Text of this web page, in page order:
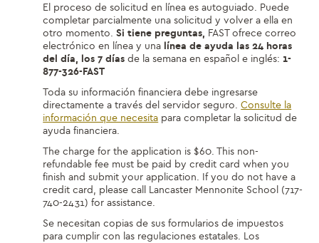
El proceso de solicitud en línea es autoguiado. Puede
completar parcialmente una solicitud y volver a ella en
otro momento.Si tiene preguntas, FAST ofrece correo
electrónico en línea y una línea de ayuda las 24 horas
del día, los 7 días de la semana en español e inglés: 1-
877-326-FAST
Toda su información financiera debe ingresarse
directamente a través del servidor seguro.Consulte la
información que necesita para completar la solicitud de
ayuda financiera.
The charge for the application is $60. This non-
refundable fee must be paid by credit card when you
finish and submit your application. If you do not have a
credit card, please call Lancaster Mennonite School (717-
740-2431) for assistance.
Se necesitan copias de sus formularios de impuestos
para cumplir con las regulaciones estatales. Los